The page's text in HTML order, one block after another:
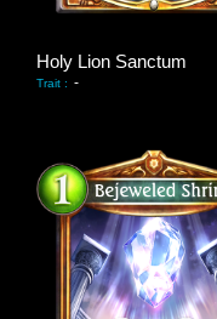
Holy Lion Sanctum
Trait : -